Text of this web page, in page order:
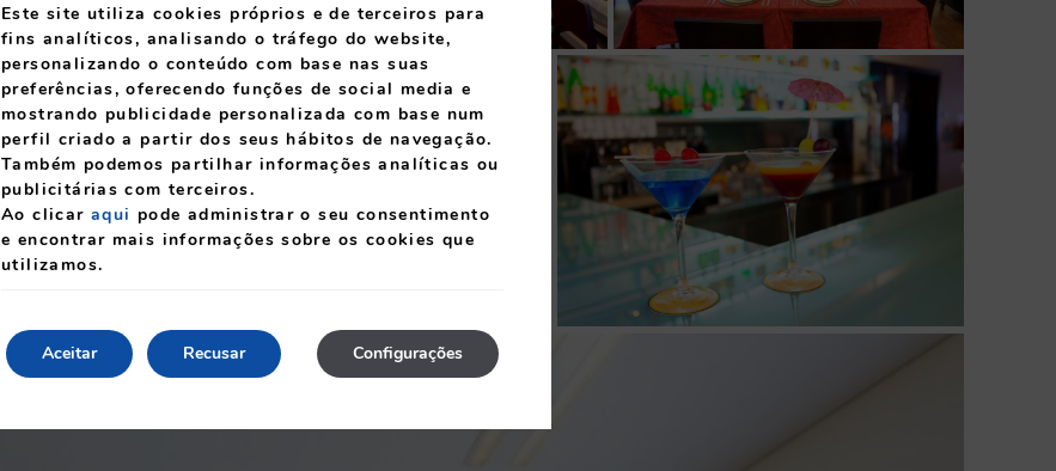
Este site utiliza cookies próprios e de terceiros para
fins analíticos, analisando o tráfego do website,
personalizando o conteúdo com base nas suas
preferências, oferecendo funções de social media e
mostrando publicidade personalizada com base num
perfil criado a partir dos seus hábitos de navegação.
Também podemos partilhar informações analíticas ou
publicitárias com terceiros.
Ao clicar aqui pode administrar o seu consentimento
e encontrar mais informações sobre os cookies que
utilizamos.
Aceitar Configurações
Recusar